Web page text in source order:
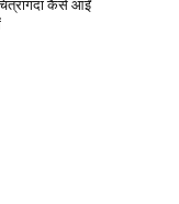
कैसे आईं